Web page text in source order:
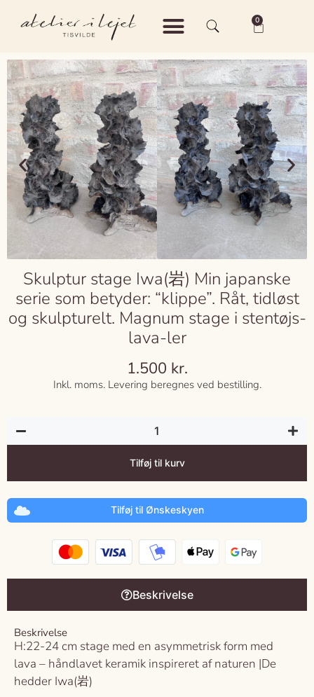
0
Skulptur stage Iwa(岩) Min japanske
serie som betyder: “klippe”. Råt, tidløst
og skulpturelt. Magnum stage i stentøjs-
lava-ler
1.500 kr.
Inkl. moms. Levering beregnes ved bestilling.
Tilføj til kurv
Tilføj til Ønskeskyen
Beskrivelse
Beskrivelse
H:22-24 cm stage med en asymmetrisk form med
lava – håndlavet keramik inspireret af naturen |De
hedder Iwa(岩)